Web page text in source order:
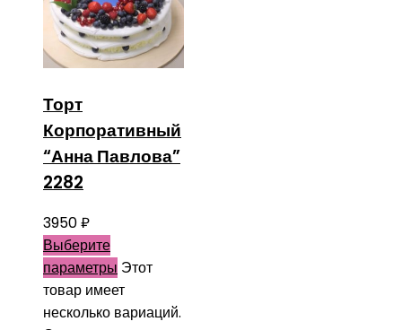
Торт
Корпоративный
“Анна Павлова”
2282
3950₽
Выберите
параметры Этот
товар имеет
несколько вариаций.